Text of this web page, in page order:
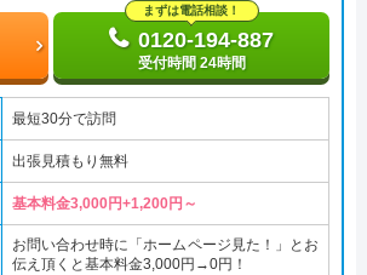
まずは電話相談！
0120-194-887
受付時間 24時間
最短30分で訪問
出張見積もり無料
基本料金3,000円+1,200円～
お問い合わせ時に「ホームページ見た！」とお
伝え頂くと基本料金3,000円→0円！